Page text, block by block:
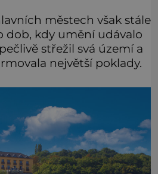
městech však stále
dob, kdy umění udávalo
střežil svá území a
největší poklady.